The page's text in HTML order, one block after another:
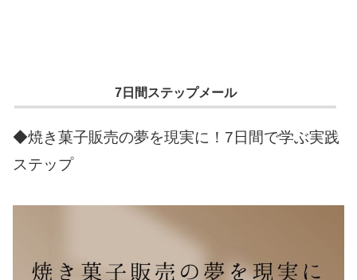
7日間ステップメール
◆焼き菓子販売の夢を現実に！7日間で学ぶ実践
ステップ